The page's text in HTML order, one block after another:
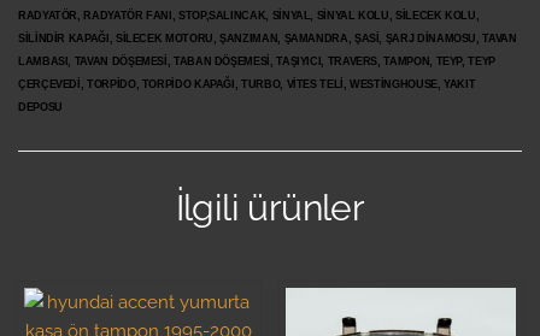
RADYATÖR, RADYATÖR FANI, STOP,SALINCAK, SİNYAL, SİNYAL KOLU, SİLECEK KOLU,
SİLİNDİR KAPAĞI, SİLECEK MOTORU, ŞANZIMAN, ŞAMANDRA, ŞASİ, ŞARJ DİNAMOSU, TAVAN
LAMBASI, TAVAN DÖŞEMESİ, TABAN DÖŞEMESİ, TAŞIYICI, TRAVERS, TAMPON, TEYP, TEYP
ÇERÇEVEDİ, TORPİDO, TORPİDO KAPAĞI, TURBO, VİTES TELİ, WESTİNGHOUSE, YAKIT
DEPOSU
İlgili ürünler